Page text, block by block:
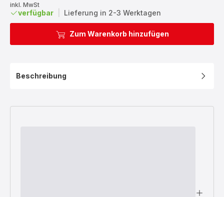
inkl. MwSt
verfügbar Lieferung in 2-3 Werktagen
Zum Warenkorb hinzufügen
Beschreibung